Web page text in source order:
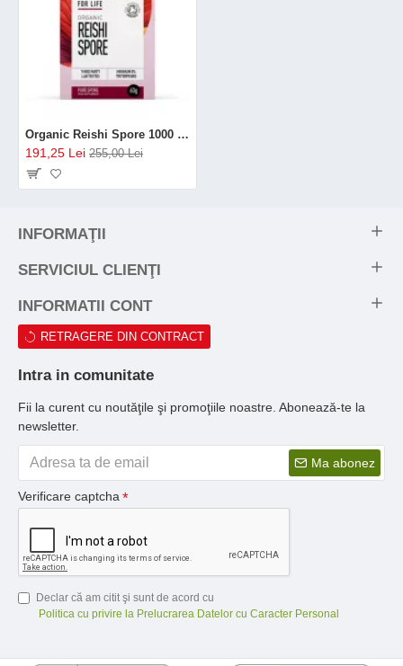
Organic Reishi Spore 1000 mg Powder (60 grame), MushroomsForLife
191,25 Lei 255,00 Lei
INFORMAŢII
SERVICIUL CLIENŢI
INFORMATII CONT
RETRAGERE DIN CONTRACT
Intra in comunitate
Fii la curent cu noutăţile şi promoţiile noastre. Abonează-te la
newsletter.
Ma abonez
Verificare captcha
Declar că am citit şi sunt de acord cu
Politica cu privire la Prelucrarea Datelor cu Caracter Personal